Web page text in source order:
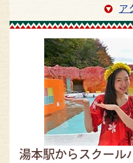
ア
湯本駅からスクール